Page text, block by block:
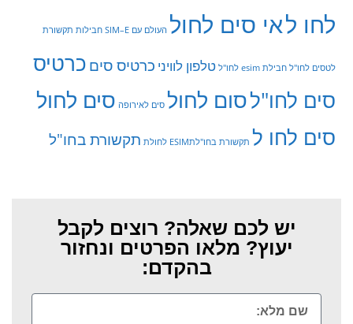
לחו לאי סים לחול העולם עם SIM–E חבילות תקשורת
לטסים לחו"ל חבילת esim לחו"ל טלפון לוויני כרטיס סיםכרטיס
סים לחו"לסום לחול סים לאירופה סים לחול
סים לחו ל תקשורת בחו"לתESIM לחולת תקשורת בחו"ל
יש לכם שאלה? רוצים לקבל
יעוץ? מלאו הפרטים ונחזור
בהקדם: